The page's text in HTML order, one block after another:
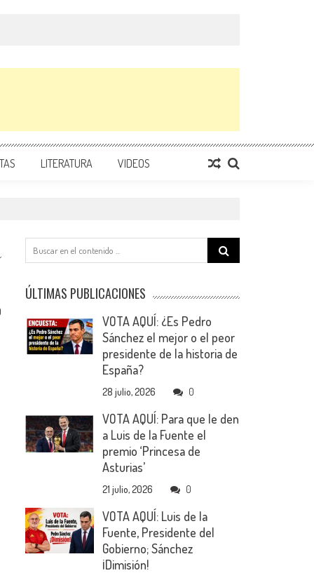
LITERATURA VIDEOS
Search
for:
ÚLTIMAS PUBLICACIONES
VOTA AQUÍ: ¿Es Pedro
Sánchez el mejor o el peor
presidente de la historia de
España?
28 julio, 2026 0
VOTA AQUÍ: Para que le den
a Luis de la Fuente el
premio ‘Princesa de
Asturias’
21 julio, 2026 0
VOTA AQUÍ: Luis de la
Fuente, Presidente del
Gobierno; Sánchez
¡Dimisión!